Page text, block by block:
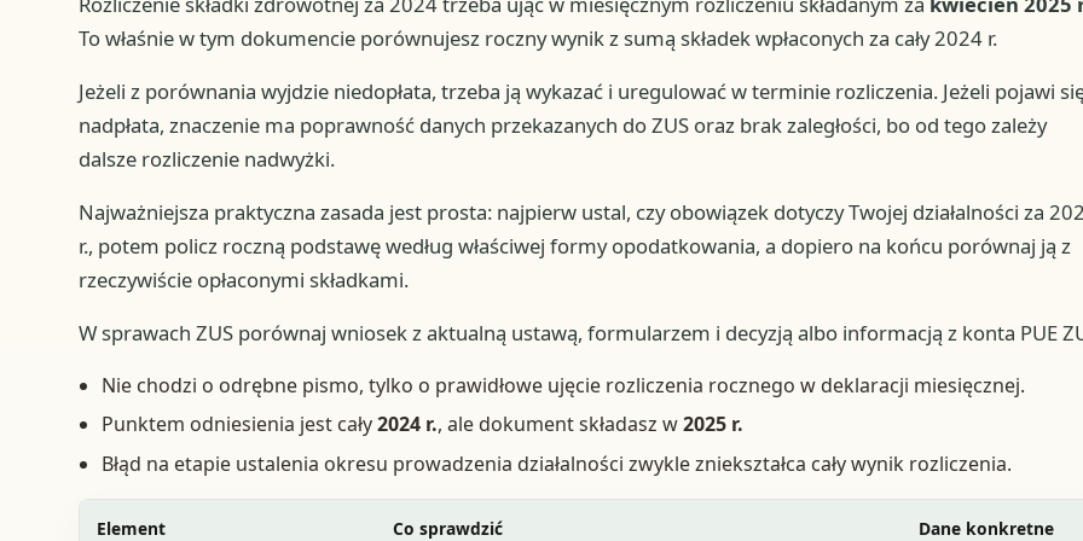
To właśnie w tym dokumencie porównujesz roczny wynik z sumą składek wpłaconych za cały 2024 r.
Jeżeli z porównania wyjdzie niedopłata, trzeba ją wykazać i uregulować w terminie rozliczenia. Jeżeli pojawi
nadpłata, znaczenie ma poprawność danych przekazanych do ZUS oraz brak zaległości, bo od tego zależy
dalsze rozliczenie nadwyżki.
Najważniejsza praktyczna zasada jest prosta: najpierw ustal, czy obowiązek dotyczy Twojej działalności za
r., potem policz roczną podstawę według właściwej formy opodatkowania, a dopiero na końcu porównaj ją z
rzeczywiście opłaconymi składkami.
W sprawach ZUS porównaj wniosek z aktualną ustawą, formularzem i decyzją albo informacją z konta PUE
Nie chodzi o odrębne pismo, tylko o prawidłowe ujęcie rozliczenia rocznego w deklaracji miesięcznej.
Punktem odniesienia jest cały2024 r., ale dokument składasz w2025 r.
Błąd na etapie ustalenia okresu prowadzenia działalności zwykle zniekształca cały wynik rozliczenia.
Element Co sprawdzić Dane konkretne